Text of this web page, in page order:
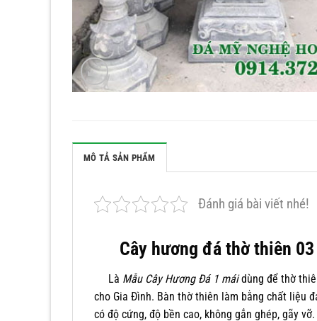
MÔ TẢ SẢN PHẨM
Đánh giá bài viết nhé!
Cây hương đá thờ thiên 03
Là Mẫu Cây Hương Đá 1 máidùng để thờ
cho Gia Đình. Bàn thờ thiên làm bằng chất liệu
có độ cứng, độ bền cao, không gắn ghép, gãy